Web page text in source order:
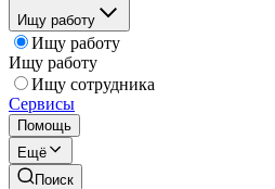
Ищу работу
Ищу работу
Ищу работу
Ищу сотрудника
Сервисы
Помощь
Ещё
Поиск